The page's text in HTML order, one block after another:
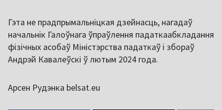
Гэта не прадпрымальніцкая дзейнасць, нагадаў
начальнік Галоўнага ўпраўлення падаткаабкладання
фізічных асобаў Міністэрства падаткаў і збораў
Андрэй Кавалеўскі ў лютым 2024 года.
Арсен Рудэнка belsat.eu